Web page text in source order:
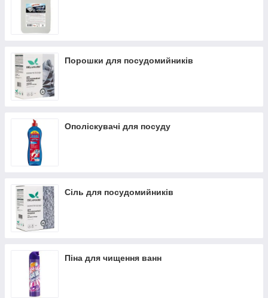
Порошки для посудомийників
Ополіскувачі для посуду
Сіль для посудомийників
Піна для чищення ванн